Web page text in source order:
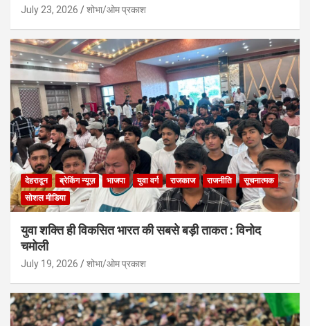
July 23, 2026 शोभा/ओम प्रकाश
देहरादून ब्रेकिंग न्यूज़ भाजपा युवा वर्ग राजकाज राजनीति
सूचनात्मक
सोशल मीडिया
युवा शक्ति ही विकसित भारत की सबसे बड़ी ताकत : विनोद
चमोली
July 19, 2026 शोभा/ओम प्रकाश